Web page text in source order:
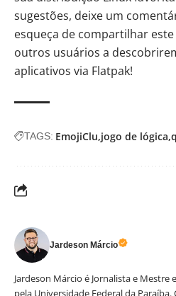
sugestões, deixe um
esqueça de compartilhar
outros usuários a
aplicativos via Flatpak!
TAGS: EmojiClu jogo de lógica
Jardeson Márcio
Jardeson Márcio é Jornalista e
pela Universidade Federal da